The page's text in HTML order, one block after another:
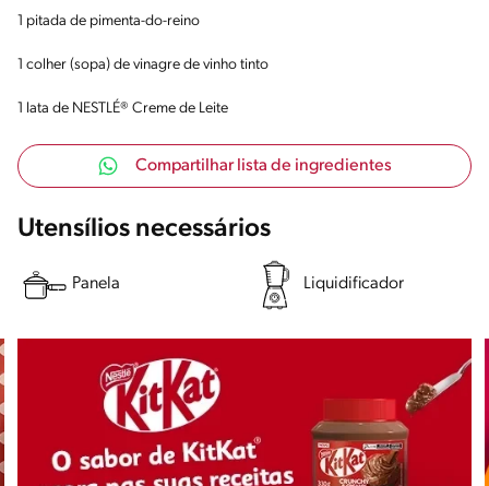
1 pitada de pimenta-do-reino
1 colher (sopa) de vinagre de vinho tinto
1 lata de NESTLÉ® Creme de Leite
Compartilhar lista de ingredientes
Utensílios necessários
Panela Liquidificador